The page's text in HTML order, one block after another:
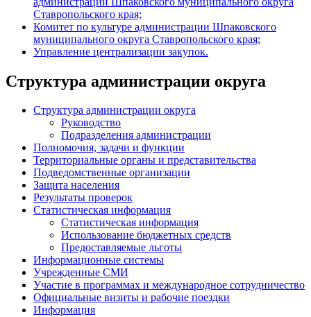
Ставропольского края;
Комитет по культуре администрации Шпаковского
муниципального округа Ставропольского края;
Управление централизации закупок.
Структура администрации округа
Структура администрации округа
Руководство
Подразделения администрации
Полномочия, задачи и функции
Территориальные органы и представительства
Подведомственные организации
Защита населения
Результаты проверок
Статистическая информация
Статистическая информация
Использование бюджетных средств
Предоставляемые льготы
Информационные системы
Учрежденные СМИ
Участие в программах и международное сотрудничество
Официальные визиты и рабочие поездки
Информация